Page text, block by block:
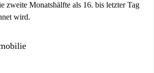
zweite Monatshälfte als 16. bis letzter Tag
wird.